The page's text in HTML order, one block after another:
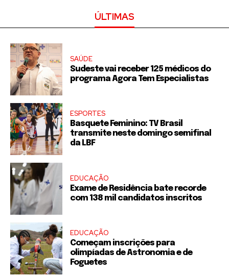
ÚLTIMAS
SAÚDE
Sudeste vai receber 125 médicos do
programa Agora Tem Especialistas
ESPORTES
Basquete Feminino: TV Brasil
transmite neste domingo semifinal
da LBF
EDUCAÇÃO
Exame de Residência bate recorde
com 138 mil candidatos inscritos
EDUCAÇÃO
Começam inscrições para
olimpíadas de Astronomia e de
Foguetes